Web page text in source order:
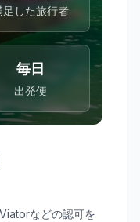
足した旅行者
毎日
出発便
などの認可を